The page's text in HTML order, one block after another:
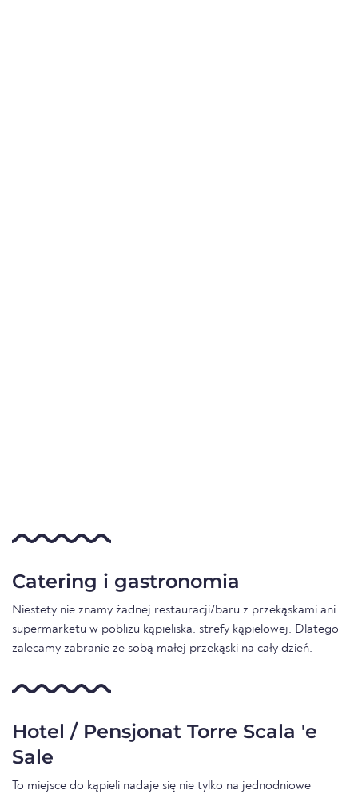
Catering i gastronomia
Niestety nie znamy żadnej restauracji/baru z przekąskami ani
supermarketu w pobliżu kąpieliska. strefy kąpielowej. Dlatego
zalecamy zabranie ze sobą małej przekąski na cały dzień.
Hotel / Pensjonat Torre Scala 'e
Sale
To miejsce do kąpieli nadaje się nie tylko na jednodniowe